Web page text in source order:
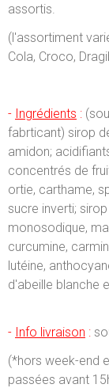
assortis.
(l'assortiment
Cola, Croco,
- Ingrédients :
fabrticant) sirop
amidon;
concentrés de
ortie, carthame,
sucre inverti;
monosodique,
curcumine,
lutéine,
d'abeille blanche
- Info livraison :
(*hors week-end
passées avant